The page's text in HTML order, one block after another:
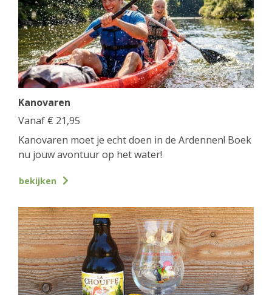
Kanovaren
Vanaf € 21,95
Kanovaren moet je echt doen in de Ardennen! Boek
nu jouw avontuur op het water!
bekijken